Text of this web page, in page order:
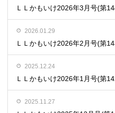
ＬＬかもいけ2026年3月号(第
2026.01.29
ＬＬかもいけ2026年2月号(第
2025.12.24
ＬＬかもいけ2026年1月号(第
2025.11.27